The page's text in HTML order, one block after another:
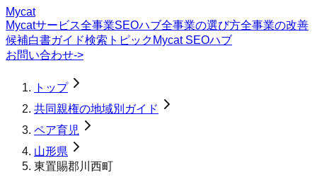
Mycat
Mycatサービス全事業SEOハブ全事業の選び方全事業の改善
候補白書ガイド検索トピック Mycat SEOハブ
お問い合わせ->
トップ
共同親権の地域別ガイド
ペア育児
山形県
東置賜郡川西町